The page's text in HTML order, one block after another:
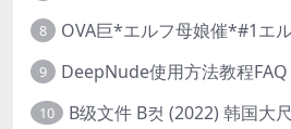
8
9 DeepNude使用方法教程FAQ
10